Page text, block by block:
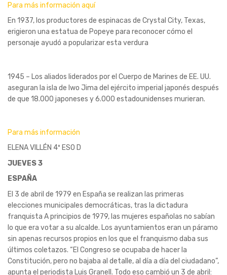
Para más información aquí
En 1937, los productores de espinacas de Crystal City, Texas,
erigieron una estatua de Popeye para reconocer cómo el
personaje ayudó a popularizar esta verdura
1945 – Los aliados liderados por el Cuerpo de Marines de EE. UU.
aseguran la isla de Iwo Jima del ejército imperial japonés después
de que 18.000 japoneses y 6.000 estadounidenses murieran.
Para más información
ELENA VILLÉN 4º ESO D
JUEVES 3
ESPAÑA
El 3 de abril de 1979 en España se realizan las primeras
elecciones municipales democráticas, tras la dictadura
franquista A principios de 1979, las mujeres españolas no sabían
lo que era votar a su alcalde. Los ayuntamientos eran un páramo
sin apenas recursos propios en los que el franquismo daba sus
últimos coletazos. “El Congreso se ocupaba de hacer la
Constitución, pero no bajaba al detalle, al día a día del ciudadano”,
apunta el periodista Luis Granell. Todo eso cambió un 3 de abril: